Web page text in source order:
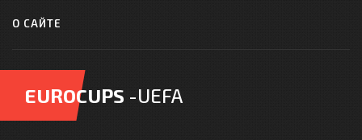
О САЙТЕ
EUROCUPS -UEFA